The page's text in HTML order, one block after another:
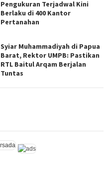
Pengukuran Terjadwal Kini
Berlaku di 400 Kantor
Pertanahan
Syiar Muhammadiyah di Papua
Barat, Rektor UMPB: Pastikan
RTL Baitul Arqam Berjalan
Tuntas